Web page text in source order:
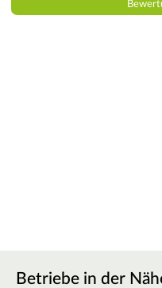
Betriebe in der